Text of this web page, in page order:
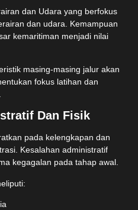
dan Udara yang berfokus
dan udara. Kemampuan
kemaritiman menjadi nilai
masing-masing jalur akan
fokus latihan dan
Dan Fisik
pada kelengkapan dan
Kesalahan administratif
kegagalan pada tahap awal.